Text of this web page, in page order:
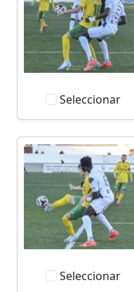
Seleccionar
Seleccionar